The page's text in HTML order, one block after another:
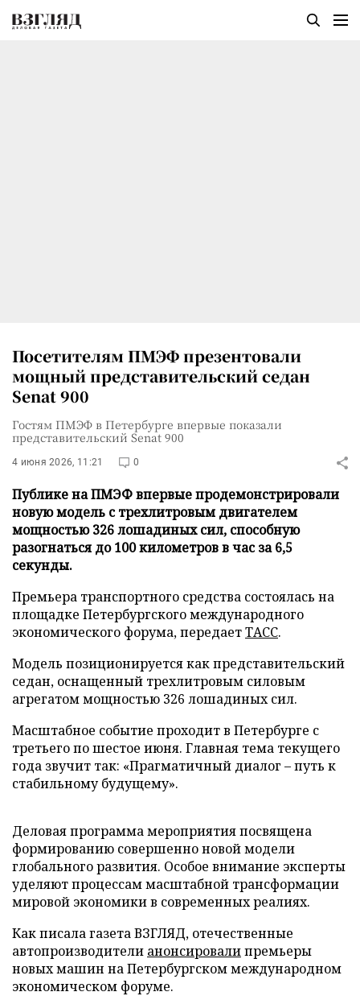
Посетителям ПМЭФ презентовали
мощный представительский седан
Senat 900
Гостям ПМЭФ в Петербурге впервые показали
представительский Senat 900
4 июня 2026, 11:21 0
Публике на ПМЭФ впервые продемонстрировали
новую модель с трехлитровым двигателем
мощностью 326 лошадиных сил, способную
разогнаться до 100 километров в час за 6,5
секунды.
Премьера транспортного средства состоялась на
площадке Петербургского международного
экономического форума, передаетТАСС.
Модель позиционируется как представительский
седан, оснащенный трехлитровым силовым
агрегатом мощностью 326 лошадиных сил.
Масштабное событие проходит в Петербурге с
третьего по шестое июня. Главная тема текущего
года звучит так: «Прагматичный диалог – путь к
стабильному будущему».
Деловая программа мероприятия посвящена
формированию совершенно новой модели
глобального развития. Особое внимание эксперты
уделяют процессам масштабной трансформации
мировой экономики в современных реалиях.
Как писала газета ВЗГЛЯД, отечественные
автопроизводители анонсировалипремьеры
новых машин на Петербургском международном
экономическом форуме.